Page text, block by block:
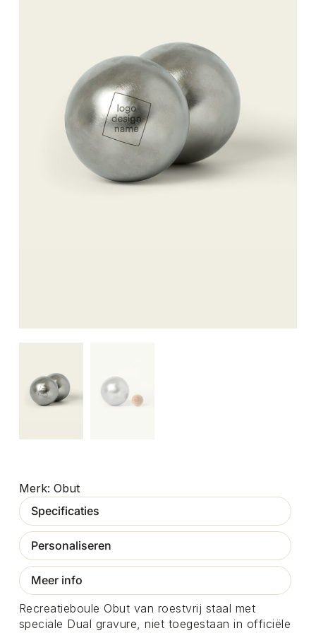
Obut
Specificaties
Personaliseren
Meer info
Recreatieboule Obut van roestvrij staal met
speciale Dual gravure, niet toegestaan in officiële